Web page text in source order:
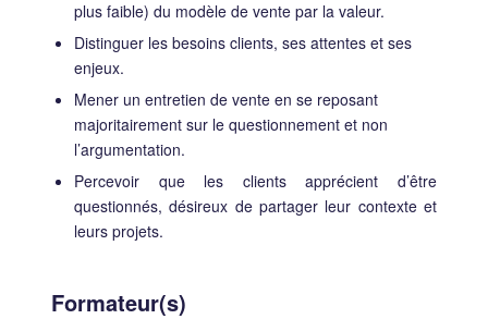
plus faible) du modèle de vente par la valeur.
Distinguer les besoins clients, ses attentes et ses
enjeux.
Mener un entretien de vente en se reposant
majoritairement sur le questionnement et non
l’argumentation.
Percevoir que les clients apprécient d’être
questionnés, désireux de partager leur contexte et
leurs projets.
Formateur(s)